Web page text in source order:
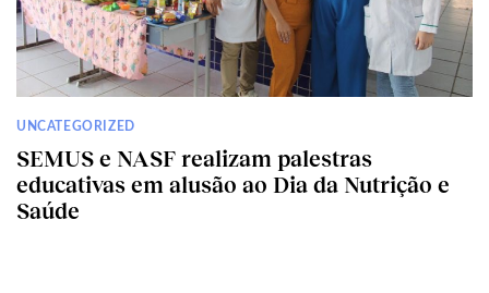
UNCATEGORIZED
SEMUS e NASF realizam palestras
educativas em alusão ao Dia da Nutrição e
Saúde